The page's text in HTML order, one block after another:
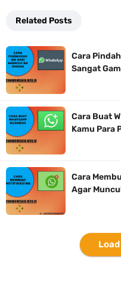
Related Posts
Cara
Sangat
Cara Buat
Kamu Para
Cara
Agar